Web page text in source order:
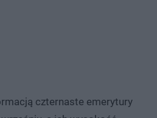
czternaste emerytury